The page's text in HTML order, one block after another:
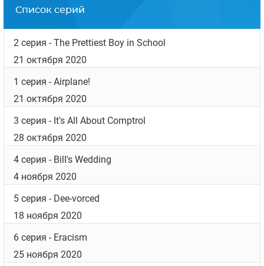
Список серий
2 серия - The Prettiest Boy in School
21 октября 2020
1 серия - Airplane!
21 октября 2020
3 серия - It's All About Comptrol
28 октября 2020
4 серия - Bill's Wedding
4 ноября 2020
5 серия - Dee-vorced
18 ноября 2020
6 серия - Eracism
25 ноября 2020